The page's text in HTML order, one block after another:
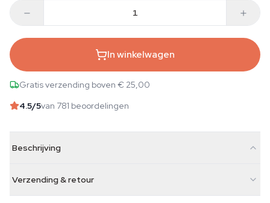
In winkelwagen
Gratis verzending boven € 25,00
4.5/5van 781 beoordelingen
Beschrijving
Verzending & retour